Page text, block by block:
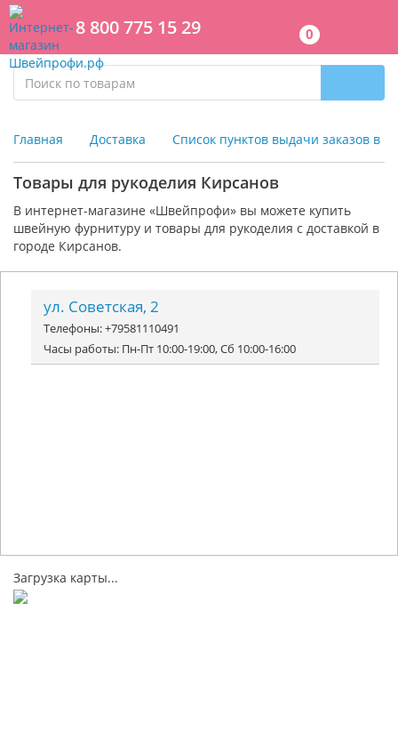
8 800 775 15 29 0
Главная Доставка Список пунктов выдачи заказов в
Товары для рукоделия Кирсанов
В интернет-магазине «Швейпрофи» вы можете купить
швейную фурнитуру и товары для рукоделия с доставкой в
городе Кирсанов.
ул. Советская, 2
Телефоны: +79581110491
Часы работы: Пн-Пт 10:00-19:00, Сб 10:00-16:00
Загрузка карты...